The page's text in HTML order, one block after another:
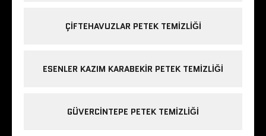
ÇIFTEHAVUZLAR PETEK TEMIZLIĞI
ESENLER KAZIM KARABEKIR PETEK TEMIZLIĞI
GÜVERCINTEPE PETEK TEMIZLIĞI